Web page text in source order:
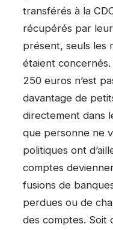
transférés à la
récupérés par
présent, seuls les
étaient
250 euros n’est
davantage de
directement dans
que personne ne
politiques ont
comptes
fusions de
perdues ou de
des comptes. Soit